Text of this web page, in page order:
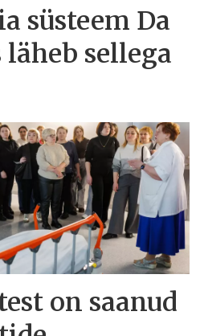
süsteem Da
sellega
on saanud